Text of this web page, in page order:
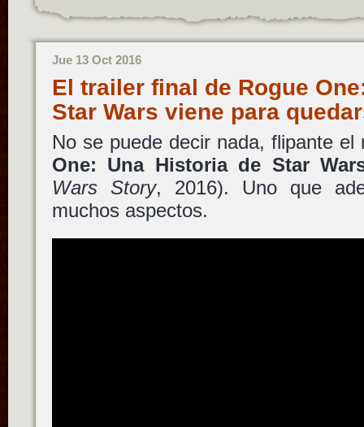
Jue 13 Oct 2016
El trailer final de Rogue
Star Wars viene para
No se puede decir nada, flipante
One: Una Historia de Star
Wars Story, 2016). Uno que
muchos aspectos.